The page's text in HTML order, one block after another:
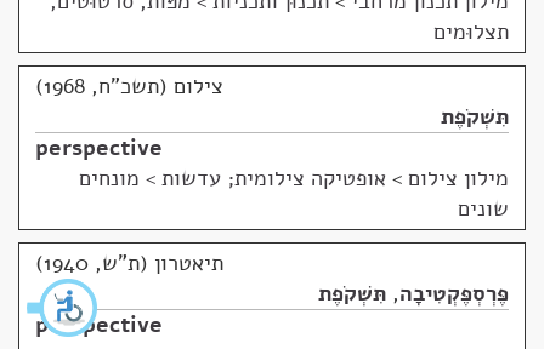
תצלוּמים
צילום (תשכ"ח, 1968)
תִּשְׁקֹפֶת
perspective
מילון צילום > אופטיקה צילומית; עדשות > מונחים
שונים
תיאטרון (ת"ש, 1940)
פֶּרְסְפֶּקְטִיבָה, תִּשְׁקֹפֶת
perspective